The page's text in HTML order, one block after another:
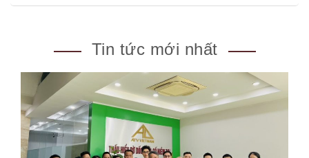
Tin tức mới nhất